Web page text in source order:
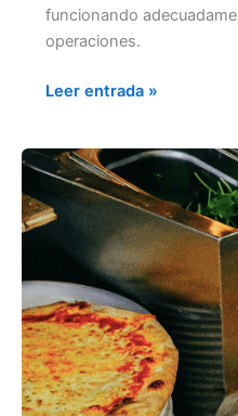
funcionando
operaciones.
Leer entrada »
¿CUÁNDO
UTILIZAR
ESTATEGIAS
PROMOCIÓN
PARA
RESTAURANTES
DE
COMIDA
RÁPIDA?